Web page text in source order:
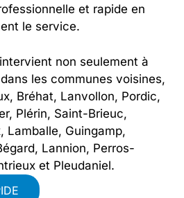
et rapide en
le service.
intervient non seulement à
les communes voisines,
Bréhat, Lanvollon, Pordic,
Plérin, Saint-Brieuc,
Lamballe, Guingamp,
Lannion, Perros-
et Pleudaniel.